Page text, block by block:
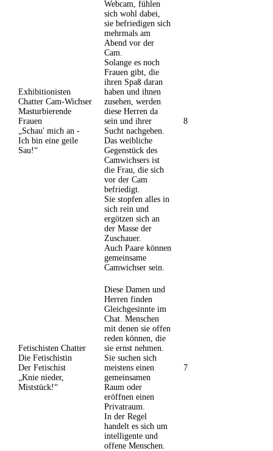
Exhibitionisten
Chatter Cam-Wichser
Masturbierende
Frauen
„Schau' mich an -
Ich bin eine geile
Sau!“
Webcam, fühlen
sich wohl dabei,
sie befriedigen sich
mehrmals am
Abend vor der
Cam.
Solange es noch
Frauen gibt, die
ihren Spaß daran
haben und ihnen
zusehen, werden
diese Herren da
sein und ihrer
Sucht nachgehen.
Das weibliche
Gegenstück des
Camwichsers ist
die Frau, die sich
vor der Cam
befriedigt.
Sie stopfen alles in
sich rein und
ergötzen sich an
der Masse der
Zuschauer.
Auch Paare können
gemeinsame
Camwichser sein.
8
Fetischisten Chatter
Die Fetischistin
Der Fetischist
„Knie nieder,
Miststück!“
Diese Damen und
Herren finden
Gleichgesinnte im
Chat. Menschen
mit denen sie offen
reden können, die
sie ernst nehmen.
Sie suchen sich
meistens einen
gemeinsamen
Raum oder
eröffnen einen
Privatraum.
In der Regel
handelt es sich um
intelligente und
offene Menschen.
7